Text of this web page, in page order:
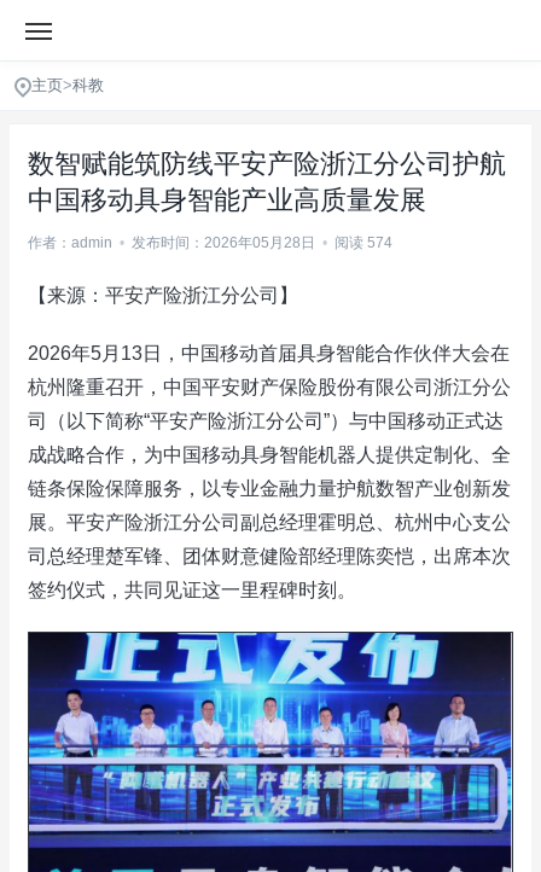
主页>科教
数智赋能筑防线平安产险浙江分公司护航
中国移动具身智能产业高质量发展
作者：admin • 发布时间：2026年05月28日 • 阅读 574
【来源：平安产险浙江分公司】
2026年5月13日，中国移动首届具身智能合作伙伴大会在
杭州隆重召开，中国平安财产保险股份有限公司浙江分公
司（以下简称“平安产险浙江分公司”）与中国移动正式达
成战略合作，为中国移动具身智能机器人提供定制化、全
链条保险保障服务，以专业金融力量护航数智产业创新发
展。平安产险浙江分公司副总经理霍明总、杭州中心支公
司总经理楚军锋、团体财意健险部经理陈奕恺，出席本次
签约仪式，共同见证这一里程碑时刻。